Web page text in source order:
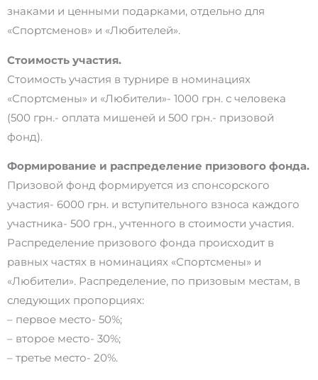
знаками и ценными подарками, отдельно для
«Спортсменов» и «Любителей».
Стоимость участия.
Стоимость участия в турнире в номинациях
«Спортсмены» и «Любители»- 1000 грн. с человека
(500 грн.- оплата мишеней и 500 грн.- призовой
фонд).
Формирование и распределение призового фонда.
Призовой фонд формируется из спонсорского
участия- 6000 грн. и вступительного взноса каждого
участника- 500 грн., учтенного в стоимости участия.
Распределение призового фонда происходит в
равных частях в номинациях «Спортсмены» и
«Любители». Распределение, по призовым местам, в
следующих пропорциях:
– первое место- 50%;
– второе место- 30%;
– третье место- 20%.